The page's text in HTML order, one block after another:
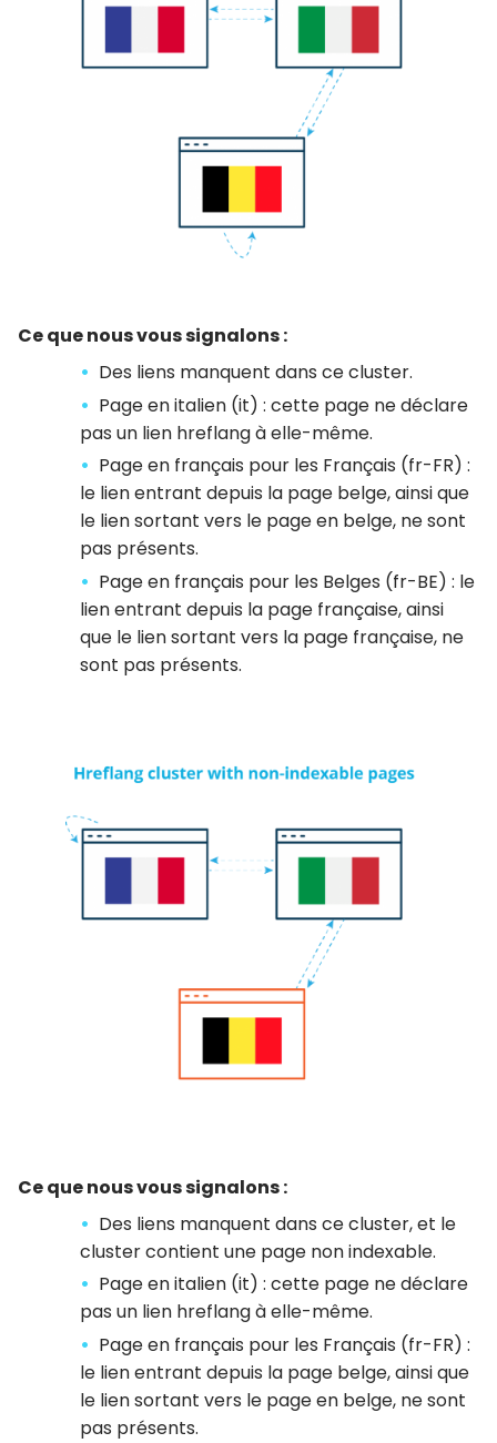
Ce que nous vous signalons :
Des liens manquent dans ce cluster.
Page en italien (it) : cette page ne déclare
pas un lien hreflang à elle-même.
Page en français pour les Français (fr-FR) :
le lien entrant depuis la page belge, ainsi que
le lien sortant vers le page en belge, ne sont
pas présents.
Page en français pour les Belges (fr-BE) : le
lien entrant depuis la page française, ainsi
que le lien sortant vers la page française, ne
sont pas présents.
Ce que nous vous signalons :
Des liens manquent dans ce cluster, et le
cluster contient une page non indexable.
Page en italien (it) : cette page ne déclare
pas un lien hreflang à elle-même.
Page en français pour les Français (fr-FR) :
le lien entrant depuis la page belge, ainsi que
le lien sortant vers le page en belge, ne sont
pas présents.